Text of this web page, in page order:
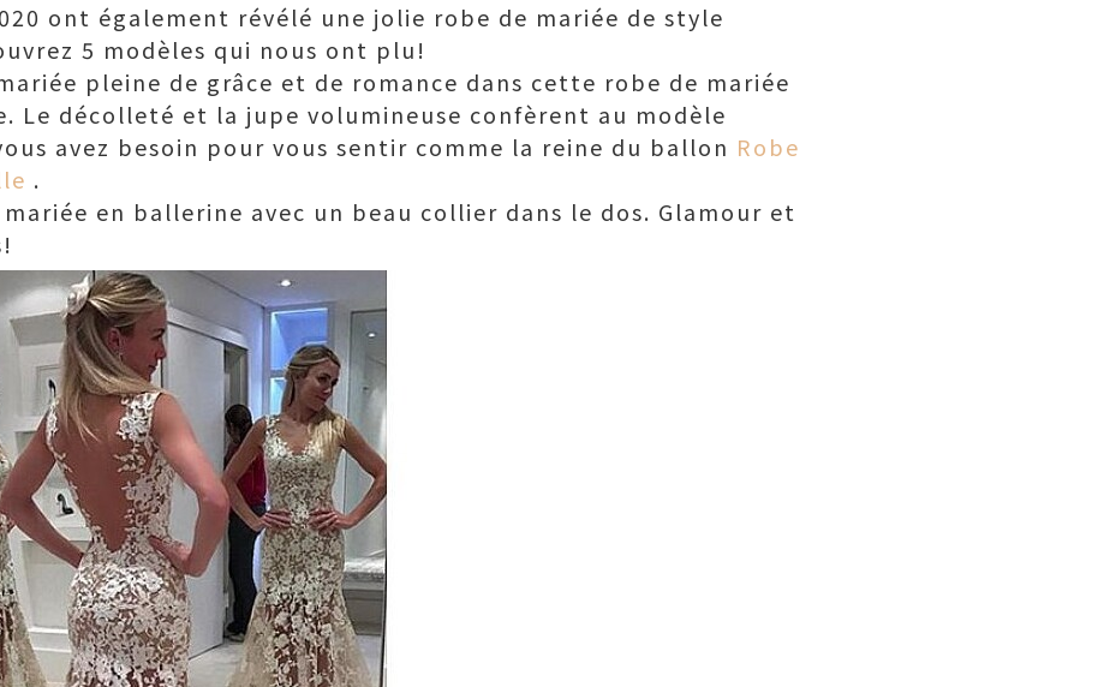
ont également révélé une jolie robe de mariée de style
5 modèles qui nous ont plu!
pleine de grâce et de romance dans cette robe de mariée
Le décolleté et la jupe volumineuse confèrent au modèle
avez besoin pour vous sentir comme la reine du ballon Robe
.
en ballerine avec un beau collier dans le dos. Glamour et